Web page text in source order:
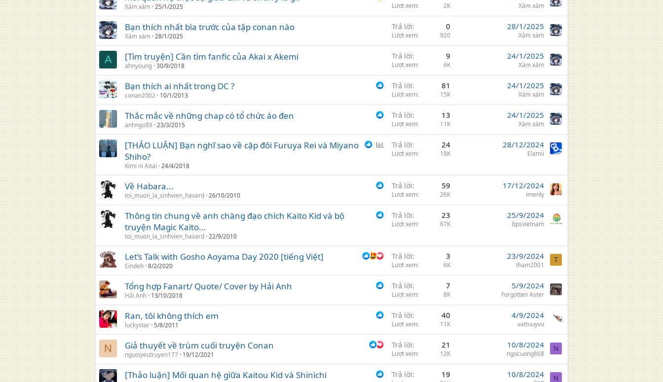
Xám xám 25/1/2025 Lượt xem 2K Xám xám
Bạn thích nhất bìa trước của tập conan nào
Xám xám 28/1/2025
Trả lời 0
Lượt xem 920
28/1/2025
Xám xám
A [Tìm truyện] Cần tìm fanfic của Akai x Akemi
ahnyoung 30/9/2018
Trả lời 9
Lượt xem 6K
24/1/2025
Xám xám
Bạn thích ai nhất trong DC ?
conan2002 10/1/2013
Trả lời 81
Lượt xem 15K
24/1/2025
Xám xám
Thắc mắc về những chap có tổ chức áo đen
anhngo89 23/3/2015
Trả lời 13
Lượt xem 11K
24/1/2025
Xám xám
h
c
ọ
n
[THẢO LUẬN] Bạn nghĩ sao về cặp đôi Furuya Rei và Miyano
Shiho?
Kimi ni Aitai 24/4/2018
Trả lời 24
Lượt xem 18K
28/12/2024
Elamii
Về Habara...
toi_muon_la_sinhvien_havard 26/10/2010
Trả lời 59
Lượt xem 26K
17/12/2024
imenly
Thông tin chung về anh chàng đạo chích Kaito Kid và bộ
truyện Magic Kaito...
toi_muon_la_sinhvien_havard 22/9/2010
Trả lời 23
Lượt xem 67K
25/9/2024
bpsvietnam
Let’s Talk with Gosho Aoyama Day 2020 [tiếng Việt]
Eindeh 8/2/2020
Trả lời 3
Lượt xem 6K
23/9/2024
tham2001
T
Tổng hợp Fanart/ Quote/ Cover by Hải Anh
Hải Anh 13/10/2018
Trả lời 7
Lượt xem 8K
5/9/2024
Forgotten Aster
Ran, tôi không thích em
luckystar 5/8/2011
Trả lời 40
Lượt xem 11K
4/9/2024
vattuuyvu
N Giả thuyết về trùm cuối truyện Conan
nguoiyeutruyen177 19/12/2021
Trả lời 21
Lượt xem 12K
10/8/2024
ngocuong868
N
[Thảo luận] Mối quan hệ giữa Kaitou Kid và Shinichi Trả lời 19 10/8/2024 N